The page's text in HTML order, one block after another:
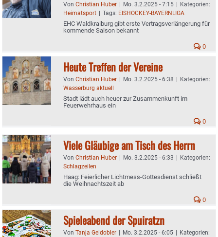
Von Christian Huber | Mo. 3.2.2025 - 7:15 | Kategorien:
Heimatsport | Tags: EISHOCKEY-BAYERNLIGA
EHC Waldkraiburg gibt erste Vertragsverlängerung für
kommende Saison bekannt
0
Heute Treffen der Vereine
Von Christian Huber | Mo. 3.2.2025 - 6:38 | Kategorien:
Wasserburg aktuell
Stadt lädt auch heuer zur Zusammenkunft im
Feuerwehrhaus ein
0
Viele Gläubige am Tisch des Herrn
Von Christian Huber | Mo. 3.2.2025 - 6:33 | Kategorien:
Schlagzeilen
Haag: Feierlicher Lichtmess-Gottesdienst schließt
die Weihnachtszeit ab
0
Spieleabend der Spuiratzn
Von Tanja Geidobler | Mo. 3.2.2025 - 6:05 | Kategorien: